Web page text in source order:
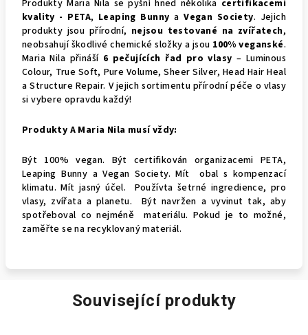
Produkty Maria Nila se pyšní hned několika certifikacemi
kvality - PETA, Leaping Bunny a Vegan Society. Jejich
produkty jsou přírodní, nejsou testované na zvířatech,
neobsahují škodlivé chemické složky a jsou 100% veganské.
Maria Nila přináší 6 pečujících řad pro vlasy – Luminous
Colour, True Soft, Pure Volume, Sheer Silver, Head Hair Heal
a Structure Repair. V jejich sortimentu přírodní péče o vlasy
si vybere opravdu každý!
Produkty A Maria Nila musí vždy:
Být 100% vegan. Být certifikován organizacemi PETA,
Leaping Bunny a Vegan Society. Mít obal s kompenzací
klimatu. Mít jasný účel. Používta šetrné ingredience, pro
vlasy, zvířata a planetu. Být navržen a vyvinut tak, aby
spotřeboval co nejméně materiálu. Pokud je to možné,
zaměřte se na recyklovaný materiál.
Související produkty